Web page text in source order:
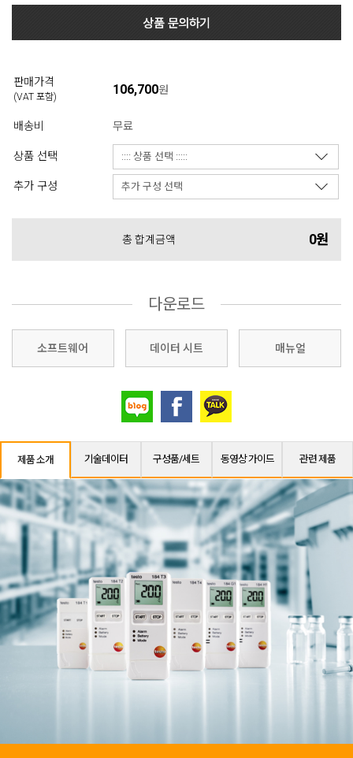
다운로드
소프트웨어 데이터 시트 매뉴얼
판매가격
(VAT 포함) 106,700원
배송비 무료
상품 선택
추가 구성
총 합계금액 0원
제품 소개 기술데이터 구성품/세트 동영상 가이드 관련 제품